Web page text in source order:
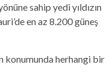
sahip yedi yıldızın
en az 8.200 güneş
konumunda herhangi bir